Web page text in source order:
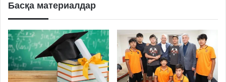
Басқа материалдар